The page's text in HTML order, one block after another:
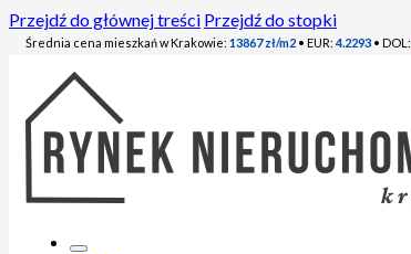
Przejdź do głównej treści Przejdź do stopki
Średnia cena mieszkań w Krakowie: 13867 zł/m2 • EUR: 4.2293 • DOL: